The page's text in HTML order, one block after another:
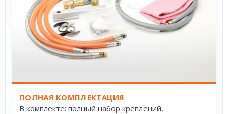
ПОЛНАЯ КОМПЛЕКТАЦИЯ
В комплекте: полный набор креплений,